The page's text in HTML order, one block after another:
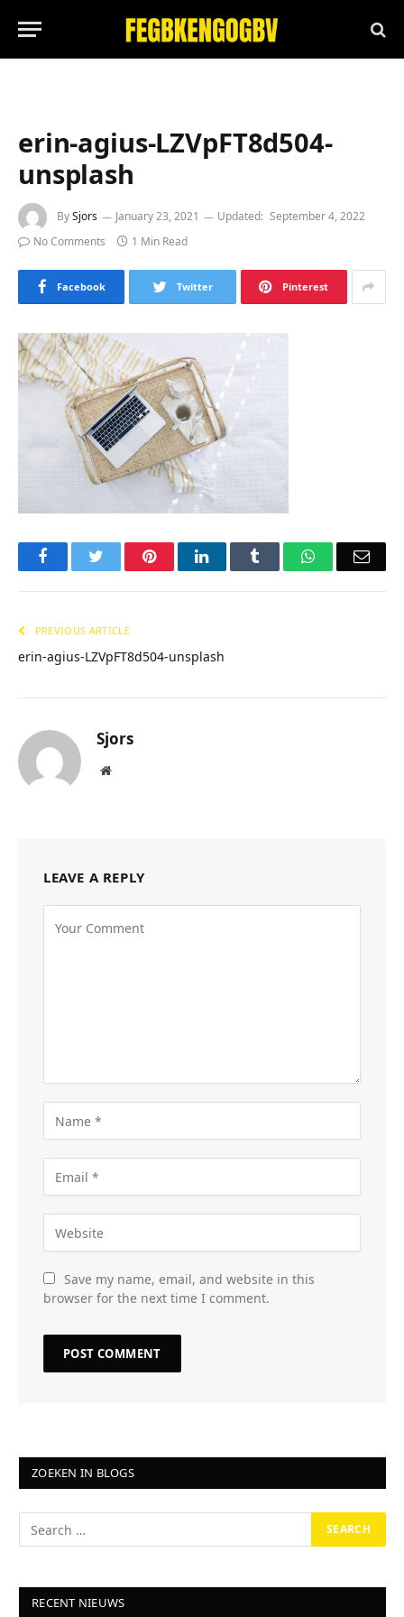
erin-agius-LZVpFT8d504-
unsplash
BySjors January 23, 2021 Updated: September 4, 2022
No Comments
1 Min Read
Facebook Twitter Pinterest
FacebookTwitter PinterestLinkedIn Tumblr WhatsApp
PREVIOUS ARTICLE
erin-agius-LZVpFT8d504-unsplash
Sjors
Website
LEAVE A REPLY
Save my name, email, and website in this
browser for the next time I comment.
ZOEKEN IN BLOGS
RECENT NIEUWS